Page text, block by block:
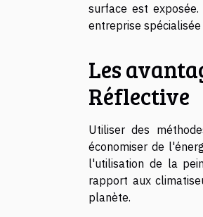
surface est
entreprise
Les
Réflective
Utiliser des
économiser de
l'utilisation de la
rapport aux
planète.